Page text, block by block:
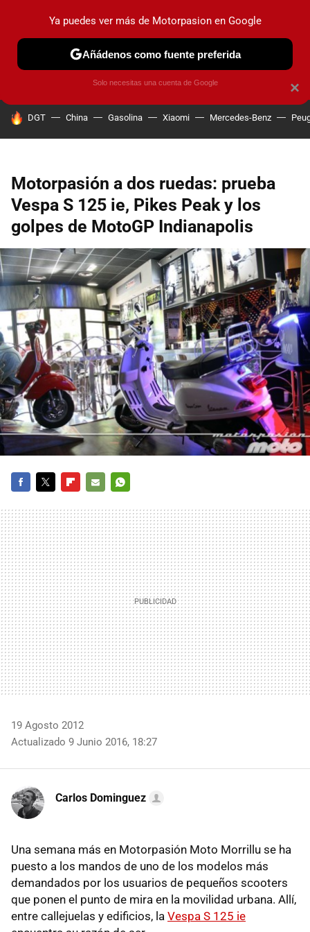
PRUEBAS COCHES ELÉCTRICOS OBSERVATORIO
HOY SE HABLA DE
DGT China Gasolina Xiaomi Mercedes-Benz
Motorpasión a dos ruedas: prueba
Vespa S 125 ie, Pikes Peak y los
golpes de MotoGP Indianapolis
MAIL
19 Agosto 2012
Actualizado 9 Junio 2016, 18:27
Carlos Dominguez
Una semana más en Motorpasión Moto Morrillu se ha
puesto a los mandos de uno de los modelos más
demandados por los usuarios de pequeños scooters
que ponen el punto de mira en la movilidad urbana. Allí,
entre callejuelas y edificios, la Vespa S 125 ie
×
Ya puedes ver más de Motorpasion en Google
Añádenos como fuente preferida
Solo necesitas una cuenta de Google